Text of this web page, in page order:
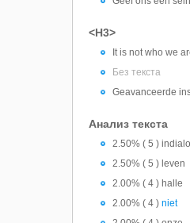
<H3>
It is not who we
Без текста
Geavanceerde
Анализ текста
2.50% ( 5 )
2.50% ( 5 ) leven
2.00% ( 4 ) halle
2.00% ( 4 )niet